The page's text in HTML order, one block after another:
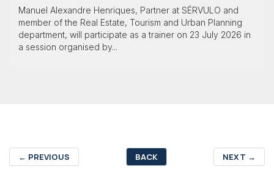
Manuel Alexandre Henriques, Partner at SÉRVULO and
member of the Real Estate, Tourism and Urban Planning
department, will participate as a trainer on 23 July 2026 in
a session organised by...
← PREVIOUS BACK NEXT →